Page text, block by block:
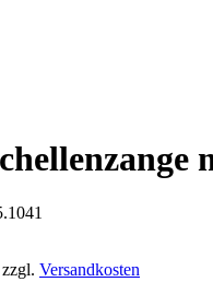
Versandkosten